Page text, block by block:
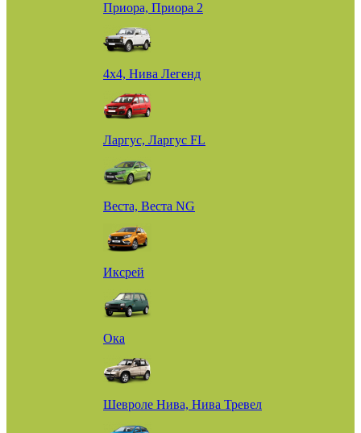
Приора, Приора 2
4х4, Нива Легенд
Ларгус, Ларгус FL
Веста, Веста NG
Иксрей
Ока
Шевроле Нива, Нива Тревел